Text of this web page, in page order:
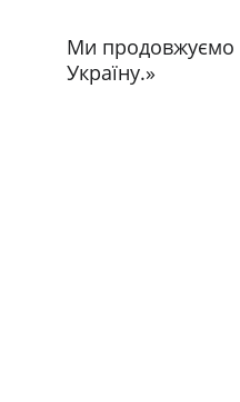
Ми продовжуємо
Україну.»